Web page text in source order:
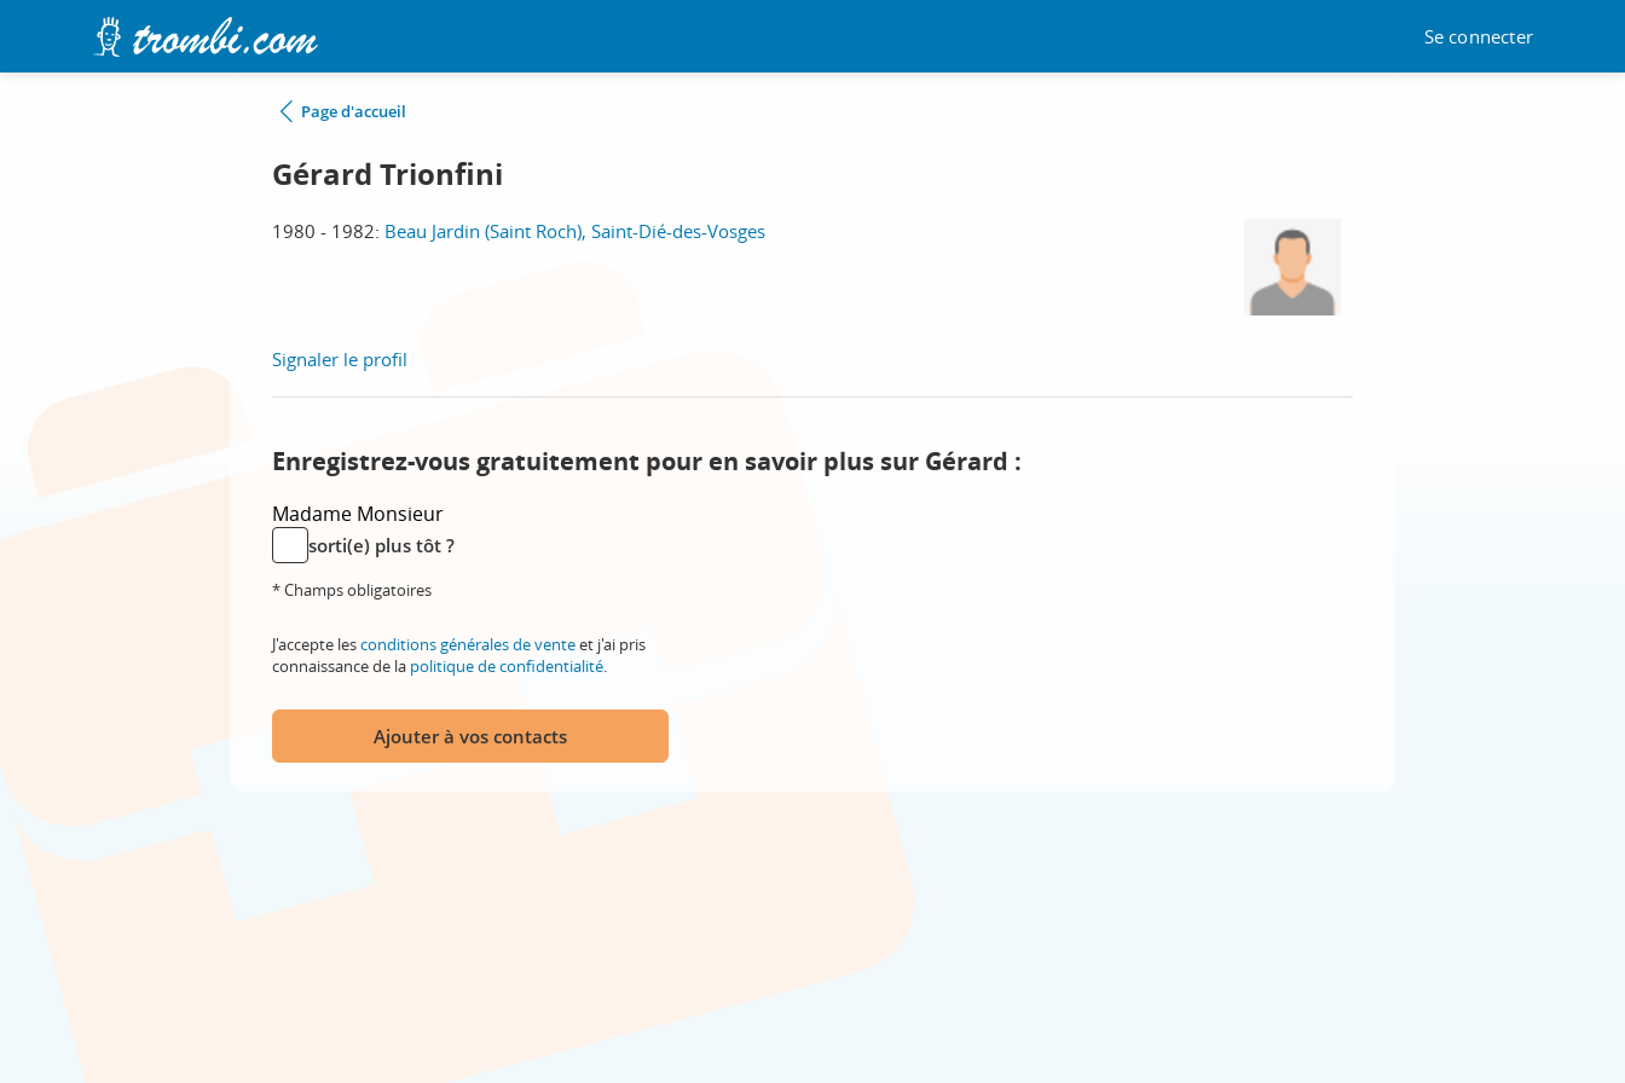
Se connecter
Page d'accueil
Gérard Trionfini
1980 - 1982: Beau Jardin (Saint Roch), Saint-Dié-des-Vosges
Signaler le profil
Enregistrez-vous gratuitement pour en savoir plus sur Gérard :
Madame Monsieur
sorti(e) plus tôt ?
* Champs obligatoires
J'accepte lesconditions générales de venteet j'ai pris
connaissance de la politique de confidentialité.
Ajouter à vos contacts